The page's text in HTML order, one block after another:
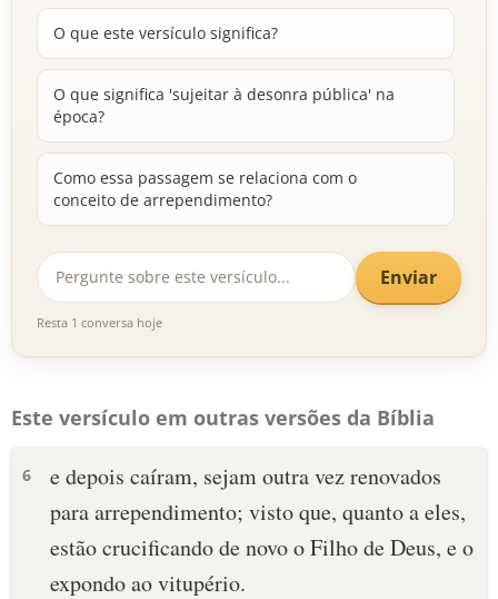
O que este versículo significa?
O que significa 'sujeitar à desonra pública' na
época?
Como essa passagem se relaciona com o
conceito de arrependimento?
Enviar
Resta 1 conversa hoje
Este versículo em outras versões da Bíblia
6
e depois caíram, sejam outra vez renovados
para arrependimento; visto que, quanto a eles,
estão crucificando de novo o Filho de Deus, e o
expondo ao vitupério.